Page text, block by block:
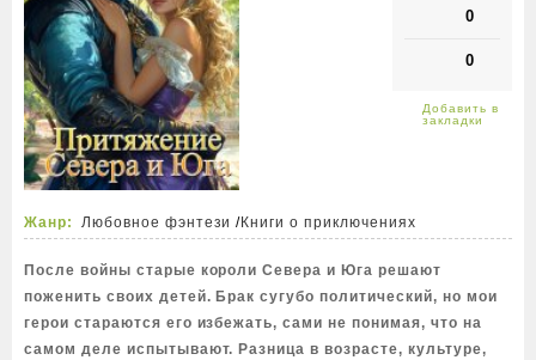
0
0
Жанр: Любовное фэнтези /Книги о приключениях
После войны старые короли Севера и Юга решают
поженить своих детей. Брак сугубо политический, но мои
герои стараются его избежать, сами не понимая, что на
самом деле испытывают. Разница в возрасте, культуре,